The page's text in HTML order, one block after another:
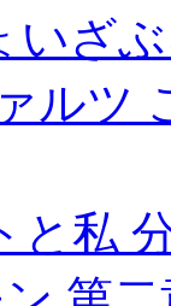
いざ
ルツ
と私